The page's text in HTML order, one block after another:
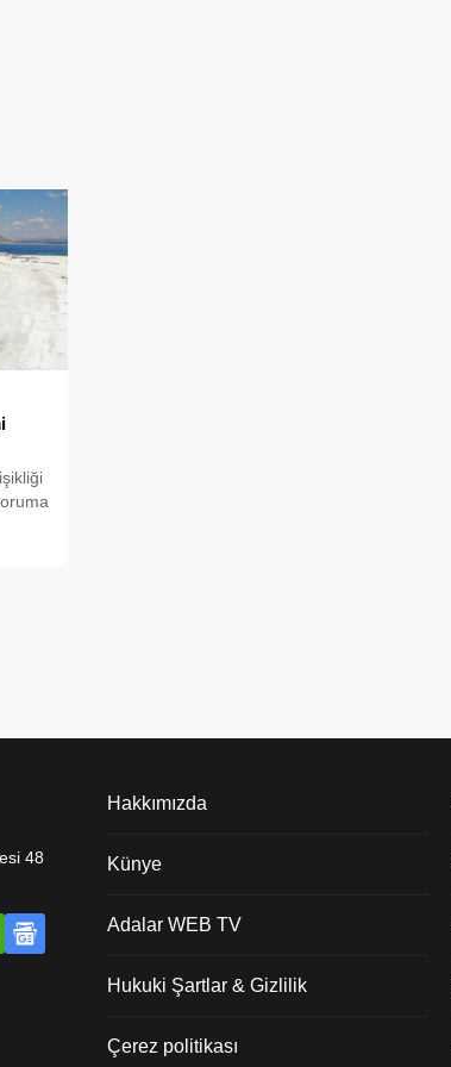
...
48
Hakkımızda
Künye
Adalar WEB TV
Hukuki Şartlar & Gizlilik
Çerez politikası